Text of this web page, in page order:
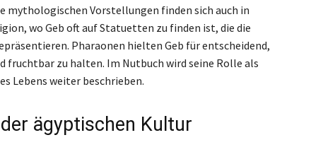
mythologischen Vorstellungen finden sich auch in
wo Geb oft auf Statuetten zu finden ist, die die
Pharaonen hielten Geb für entscheidend,
fruchtbar zu halten. Im Nutbuch wird seine Rolle als
Lebens weiter beschrieben.
ägyptischen Kultur